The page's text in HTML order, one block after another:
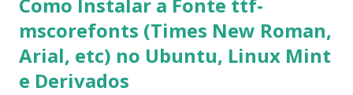
Como Instalar a Fonte ttf-
mscorefonts (Times New Roman,
Arial, etc) no Ubuntu, Linux Mint
e Derivados